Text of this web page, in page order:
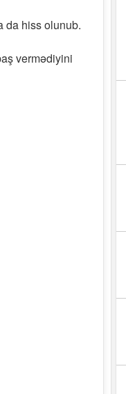
da hiss olunub.
vermədiyini